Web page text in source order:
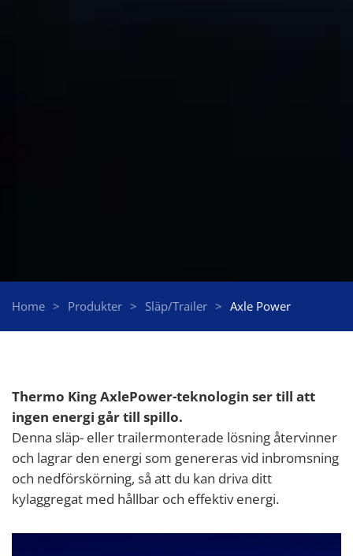
Home Produkter Släp/Trailer Axle Power
Thermo King AxlePower-teknologin ser till att
ingen energi går till spillo.
Denna släp- eller trailermonterade lösning återvinner
och lagrar den energi som genereras vid inbromsning
och nedförskörning, så att du kan driva ditt
kylaggregat med hållbar och effektiv energi.